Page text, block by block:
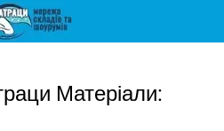
Матеріали: